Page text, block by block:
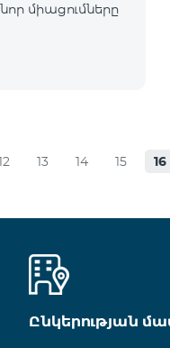
միացումները
13 14 15 16
Ընկերության